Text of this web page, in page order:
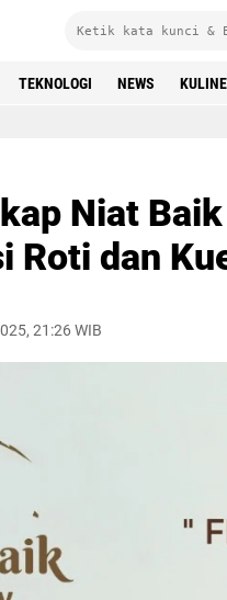
TEKNOLOGI NEWS
Niat
Roti dan
21:26 WIB